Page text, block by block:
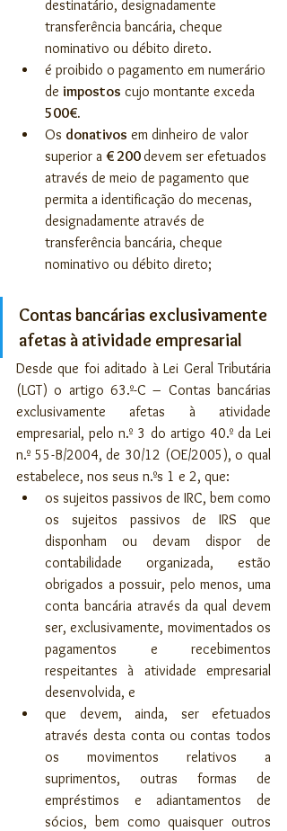
destinatário, designadamente
transferência bancária, cheque
nominativo ou débito direto.
é proibido o pagamento em numerário
de impostos cujo montante exceda
500€.
Os donativos em dinheiro de valor
superior a € 200 devem ser efetuados
através de meio de pagamento que
permita a identificação do mecenas,
designadamente através de
transferência bancária, cheque
nominativo ou débito direto;
Contas bancárias exclusivamente
afetas à atividade empresarial
Desde que foi aditado à Lei Geral Tributária
(LGT) o artigo 63.º-C – Contas bancárias
exclusivamente afetas à atividade
empresarial, pelo n.º 3 do artigo 40.º da Lei
n.º 55-B/2004, de 30/12 (OE/2005), o qual
estabelece, nos seus n.ºs 1 e 2, que:
os sujeitos passivos de IRC, bem como
os sujeitos passivos de IRS que
disponham ou devam dispor de
contabilidade organizada, estão
obrigados a possuir, pelo menos, uma
conta bancária através da qual devem
ser, exclusivamente, movimentados os
pagamentos e recebimentos
respeitantes à atividade empresarial
desenvolvida, e
que devem, ainda, ser efetuados
através desta conta ou contas todos
os movimentos relativos a
suprimentos, outras formas de
empréstimos e adiantamentos de
sócios, bem como quaisquer outros